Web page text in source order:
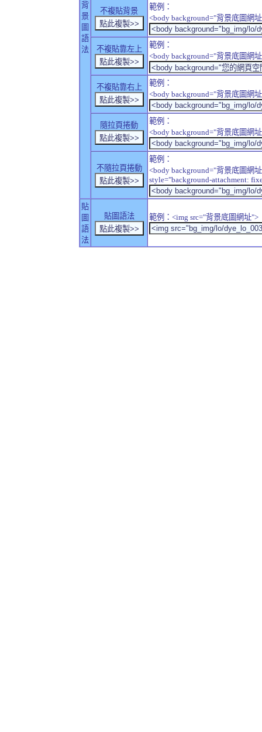
背
景
圖
語
法
不複貼背景
範例：
<body background="背景底圖網
不複貼靠左上
範例：
<body background="背景底圖網
不複貼靠右上
範例：
<body background="背景底圖網
隨拉頁捲動
範例：
<body background="背景底圖網
不隨拉頁捲動
範例：
<body background="背景底圖網
style="background-attachment:
貼
圖
語
法
貼圖語法 範例：<img src="背景底圖網址">